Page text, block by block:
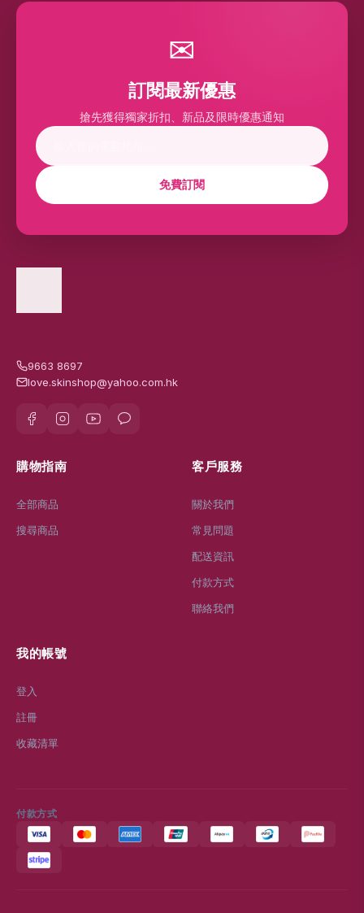
✉
訂閱最新優惠
搶先獲得獨家折扣、新品及限時優惠通知
免費訂閱
9663 8697
love.skinshop@yahoo.com.hk
購物指南
全部商品
搜尋商品
客戶服務
關於我們
常見問題
配送資訊
付款方式
聯絡我們
我的帳號
登入
註冊
收藏清單
付款方式